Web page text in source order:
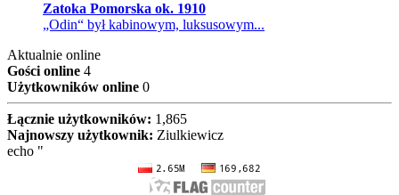
Zatoka Pomorska ok. 1910
„Odin“ był kabinowym, luksusowym...
Aktualnie online
Gości online 4
Użytkowników online 0
Łącznie użytkowników: 1,865
Najnowszy użytkownik: Ziulkiewicz
echo "